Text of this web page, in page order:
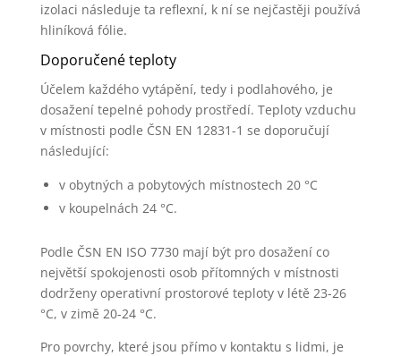
izolaci následuje ta reflexní, k ní se nejčastěji používá
hliníková fólie.
Doporučené teploty
Účelem každého vytápění, tedy i podlahového, je
dosažení tepelné pohody prostředí. Teploty vzduchu
v místnosti podle ČSN EN 12831-1 se doporučují
následující:
v obytných a pobytových místnostech 20 °C
v koupelnách 24 °C.
Podle ČSN EN ISO 7730 mají být pro dosažení co
největší spokojenosti osob přítomných v místnosti
dodrženy operativní prostorové teploty v létě 23-26
°C, v zimě 20-24 °C.
Pro povrchy, které jsou přímo v kontaktu s lidmi, je